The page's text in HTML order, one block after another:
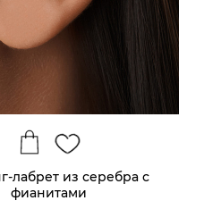
лабрет из серебра с
фианитами